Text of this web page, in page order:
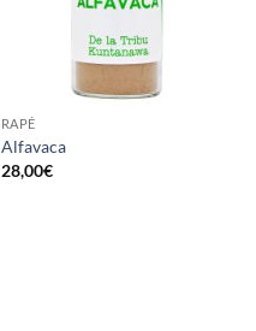
RAPÉ
Alfavaca
28,00€